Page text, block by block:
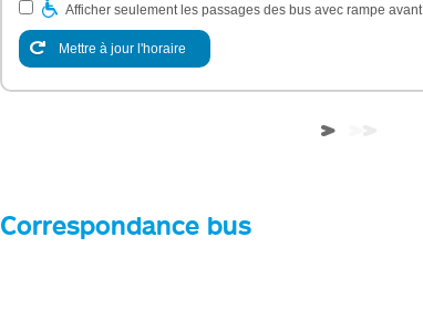
Afficher seulement les passages des bus avec rampe avant
Mettre à jour l'horaire
Correspondance bus